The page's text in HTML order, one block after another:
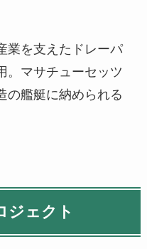
業を支えたドレーパ
。マサチューセッツ
の艦艇に納められる
ジェクト